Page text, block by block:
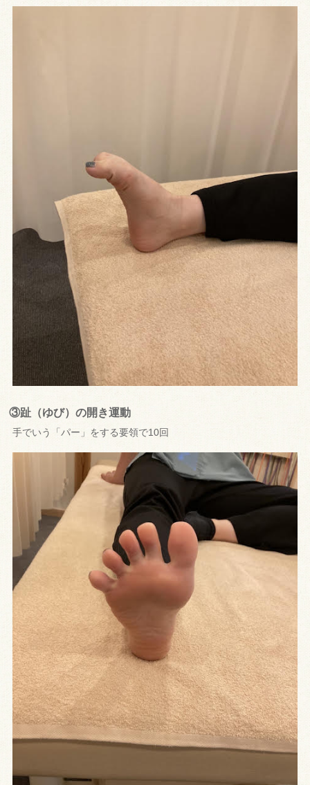
③趾（ゆび）の開き運動
手でいう「パー」をする要領で10回